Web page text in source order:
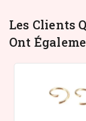
Les Clients
Ont